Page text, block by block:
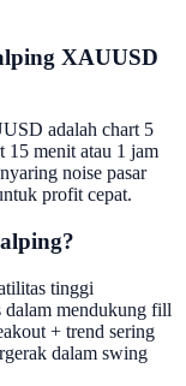
XAUUSD
adalah chart 5
15 menit atau 1 jam
noise pasar
profit cepat.
tinggi
dalam mendukung fill
+ trend sering
dalam swing